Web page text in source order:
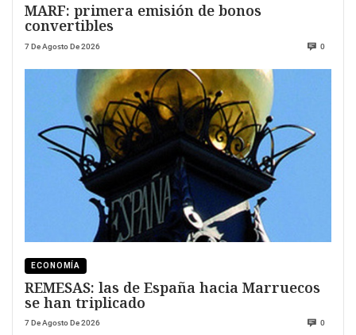
MARF: primera emisión de bonos
convertibles
7 De Agosto De 2026 0
ECONOMÍA
REMESAS: las de España hacia Marruecos
se han triplicado
7 De Agosto De 2026 0